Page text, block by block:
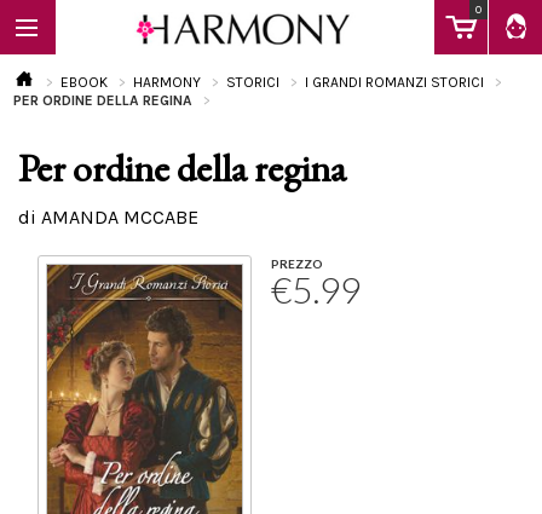
0
EBOOK
Calendario
EBOOK HARMONY STORICI
I GRANDI ROMANZI STORICI
PER ORDINE DELLA REGINA
Per ordine della regina
di AMANDA MCCABE
PREZZO
€5.99